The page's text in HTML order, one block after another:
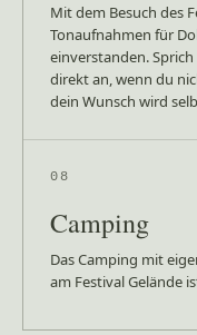
Mit dem Besuch des
Tonaufnahmen für
einverstanden.
direkt an, wenn du
dein Wunsch wird
08
Camping
Das Camping mit
am Festival Gelände